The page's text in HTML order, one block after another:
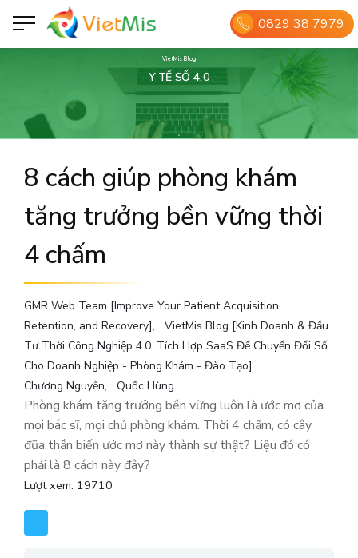
0829 38 7979
VietMis Blog
Y TẾ SỐ 4.0
8 cách giúp phòng khám
tăng trưởng bền vững thời
4 chấm
GMR Web Team [Improve Your Patient Acquisition,
Retention, and Recovery]
VietMis Blog [Kinh Doanh & Đầu
Tư Thời Công Nghiệp 4.0. Tích Hợp SaaS Để Chuyển Đổi Số
Cho Doanh Nghiệp - Phòng Khám - Đào Tạo]
Chương Nguyễn
Quốc Hùng
Phòng khám tăng trưởng bền vững luôn là ước mơ của
mọi bác sĩ, mọi chủ phòng khám. Thời 4 chấm, có cây
đũa thần biến ước mơ này thành sự thật? Liệu đó có
phải là 8 cách này đây?
Lượt xem: 19710